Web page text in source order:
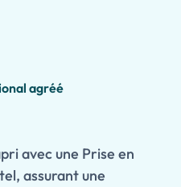
agréé
avec une Prise en
assurant une